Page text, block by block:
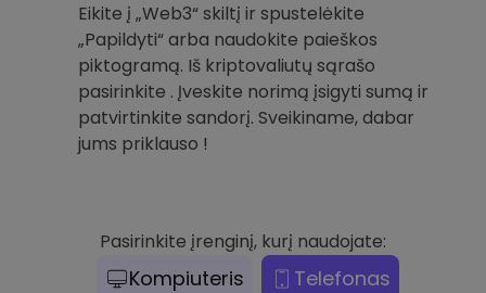
Eikite į „Web3“ skiltį ir spustelėkite
„Papildyti“ arba naudokite paieškos
piktogramą. Iš kriptovaliutų sąrašo
pasirinkite . Įveskite norimą įsigyti sumą ir
patvirtinkite sandorį. Sveikiname, dabar
jums priklauso !
Pasirinkite įrenginį, kurį naudojate:
Kompiuteris Telefonas